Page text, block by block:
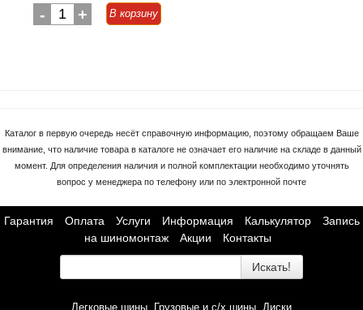
- 1 + В корзину
Каталог в первую очередь несёт справочную информацию, поэтому обращаем Ваше
внимание, что наличие товара в каталоге не означает его наличие на складе в данный
момент. Для определения наличия и полной комплектации необходимо уточнять
вопрос у менеджера по телефону или по электронной почте
Гарантия Оплата Услуги Информация Калькулятор
Запись
на шиномонтаж
Акции Контакты
Искать!
Легковые шины Грузовые и с/х шины Диски